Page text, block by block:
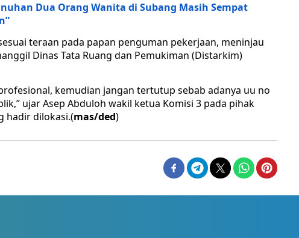
Dua Orang Wanita di Subang Masih Sempat
teraan pada papan penguman pekerjaan, meninjau
Dinas Tata Ruang dan Pemukiman (Distarkim)
kemudian jangan tertutup sebab adanya uu no
ujar Asep Abduloh wakil ketua Komisi 3 pada pihak
hadir dilokasi.(mas/ded)